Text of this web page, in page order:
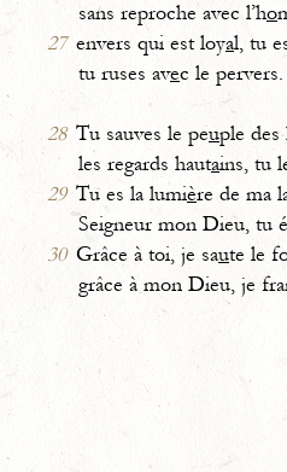
sans reproche avec l’ho
27 envers qui est loyal, tu
tu ruses avec le pervers.
28 Tu sauves le peuple des
les regards hautains, tu
29 Tu es la lumière de ma
Seigneur mon Dieu, tu
30 Grâce à toi, je saute le
grâce à mon Dieu, je